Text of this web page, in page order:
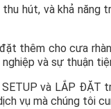
hút, và khả
thêm cho cưa
và sự thuận
và LẮP ĐẶT
vụ mà chúng tôi